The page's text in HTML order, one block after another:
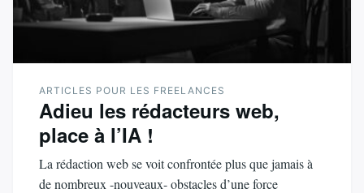
ARTICLES POUR LES FREELANCES
Adieu les rédacteurs web,
place à l’IA !
La rédaction web se voit confrontée plus que jamais à
de nombreux -nouveaux- obstacles d’une force